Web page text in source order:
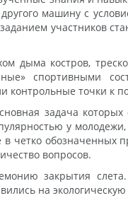
машину с
участников
дыма костров,
спортивными
контрольные точки к
задача
у
четко обозначенных
вопросов.
закрытия
на